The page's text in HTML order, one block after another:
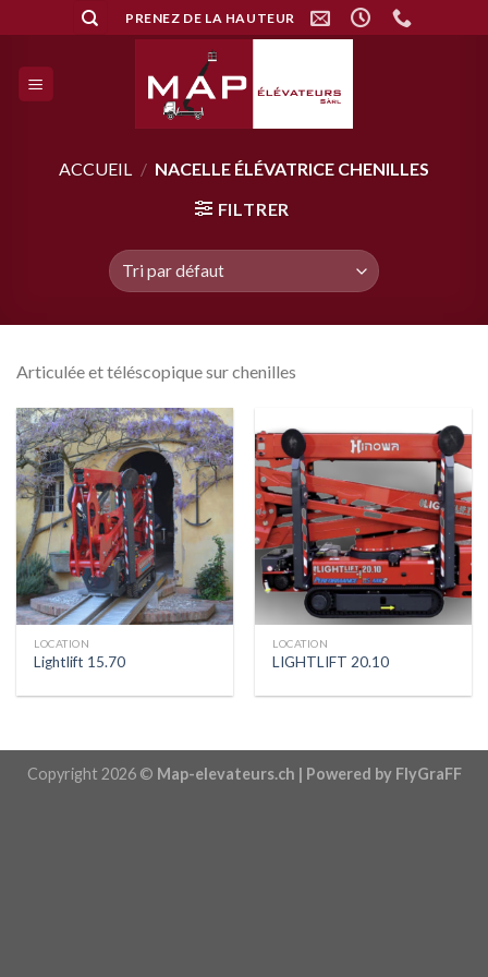
to
content
PRENEZ DE LA HAUTEUR
ACCUEIL / NACELLE ÉLÉVATRICE CHENILLES
FILTRER
Articulée et téléscopique sur chenilles
LOCATION
Lightlift 15.70
LOCATION
LIGHTLIFT 20.10
Copyright 2026 © Map-elevateurs.ch | Powered by FlyGraFF